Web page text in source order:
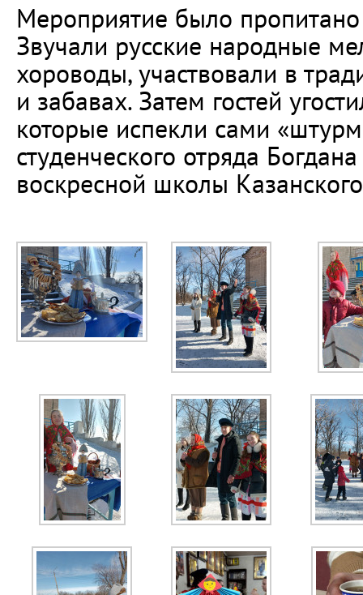
Мероприятие было
Звучали русские народные
хороводы, участвовали в
и забавах. Затем гостей
которые испекли сами
студенческого отряда
воскресной школы